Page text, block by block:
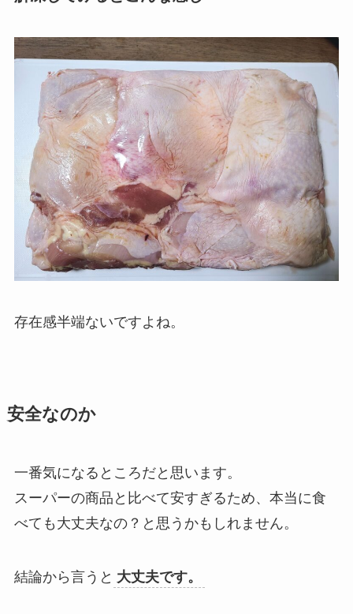
存在感半端ないですよね。
安全なのか
一番気になるところだと思います。
スーパーの商品と比べて安すぎるため、本当に食
べても大丈夫なの？と思うかもしれません。
結論から言うと 大丈夫です。